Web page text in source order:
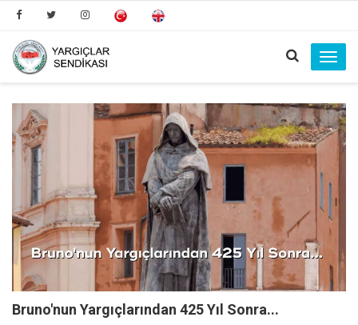
Bruno'nun Yargıçlarından 425 Yıl Sonra...